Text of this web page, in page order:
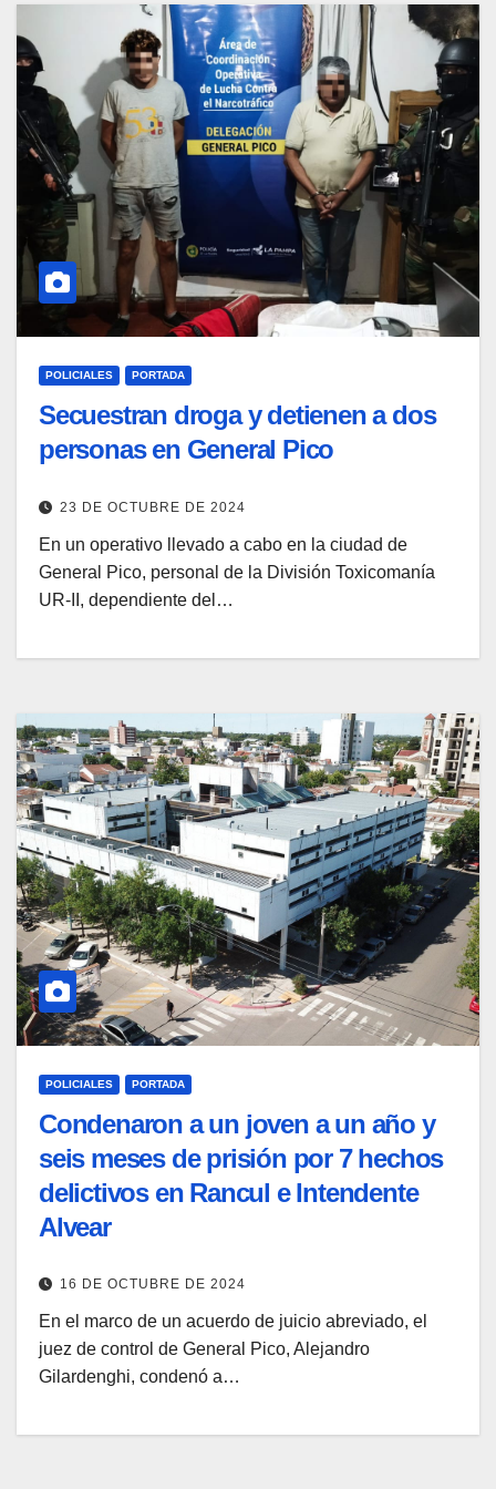
POLICIALES PORTADA
Secuestran droga y detienen a dos
personas en General Pico
23 DE OCTUBRE DE 2024
En un operativo llevado a cabo en la ciudad de
General Pico, personal de la División Toxicomanía
UR-II, dependiente del…
POLICIALES PORTADA
Condenaron a un joven a un año y
seis meses de prisión por 7 hechos
delictivos en Rancul e Intendente
Alvear
16 DE OCTUBRE DE 2024
En el marco de un acuerdo de juicio abreviado, el
juez de control de General Pico, Alejandro
Gilardenghi, condenó a…